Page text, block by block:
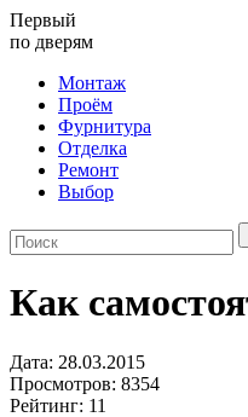
Первый
по дверям
Монтаж
Проём
Фурнитура
Отделка
Ремонт
Выбор
Как
Дата: 28.03.2015
Просмотров: 8354
Рейтинг: 11